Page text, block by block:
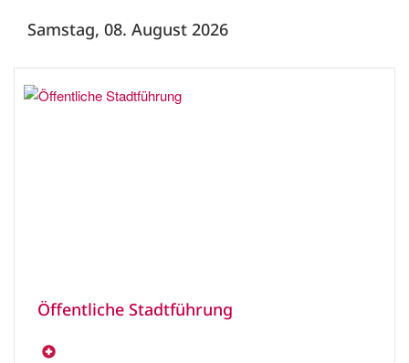
Samstag, 08. August 2026
Öffentliche Stadtführung